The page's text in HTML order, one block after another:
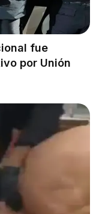
fue
por Unión